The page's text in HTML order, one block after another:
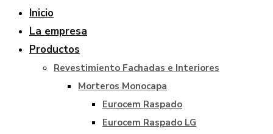
Inicio
La empresa
Productos
Revestimiento Fachadas e Interiores
Morteros Monocapa
Eurocem Raspado
Eurocem Raspado LG